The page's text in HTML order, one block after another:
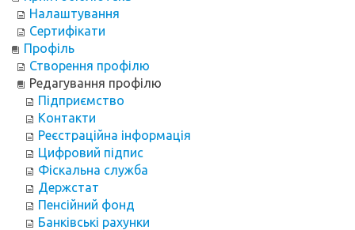
Налаштування
Сертифікати
Профіль
Створення профілю
Редагування профілю
Підприємство
Контакти
Реєстраційна інформація
Цифровий підпис
Фіскальна служба
Держстат
Пенсійний фонд
Банківські рахунки